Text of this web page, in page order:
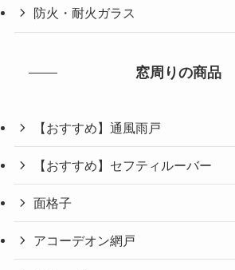
防火・耐火ガラス
窓周りの商品
【おすすめ】通風雨戸
【おすすめ】セフティルーバー
面格子
アコーデオン網戸